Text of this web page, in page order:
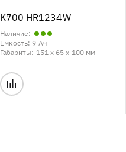
K700 HR1234W
Наличие:
Ёмкость: 9 Ач
Габариты: 151 x 65 x 100 мм